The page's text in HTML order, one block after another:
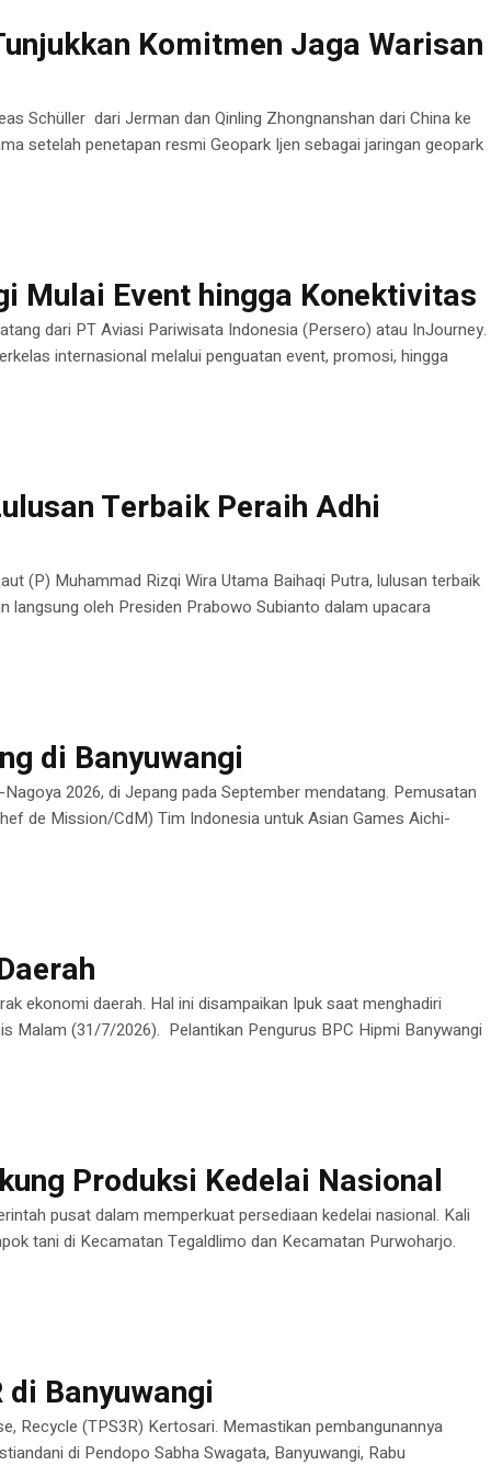
Komitmen Jaga Warisan
Schüller dari Jerman dan Qinling Zhongnanshan dari China ke
setelah penetapan resmi Geopark Ijen sebagai jaringan geopark
Mulai Event hingga Konektivitas
dari PT Aviasi Pariwisata Indonesia (Persero) atau InJourney.
internasional melalui penguatan event, promosi, hingga
Terbaik Peraih Adhi
(P) Muhammad Rizqi Wira Utama Baihaqi Putra, lulusan terbaik
langsung oleh Presiden Prabowo Subianto dalam upacara
di Banyuwangi
2026, di Jepang pada September mendatang. Pemusatan
de Mission/CdM) Tim Indonesia untuk Asian Games Aichi-
ekonomi daerah. Hal ini disampaikan Ipuk saat menghadiri
Malam (31/7/2026). Pelantikan Pengurus BPC Hipmi Banywangi
Produksi Kedelai Nasional
pusat dalam memperkuat persediaan kedelai nasional. Kali
tani di Kecamatan Tegaldlimo dan Kecamatan Purwoharjo.
di Banyuwangi
Recycle (TPS3R) Kertosari. Memastikan pembangunannya
di Pendopo Sabha Swagata, Banyuwangi, Rabu